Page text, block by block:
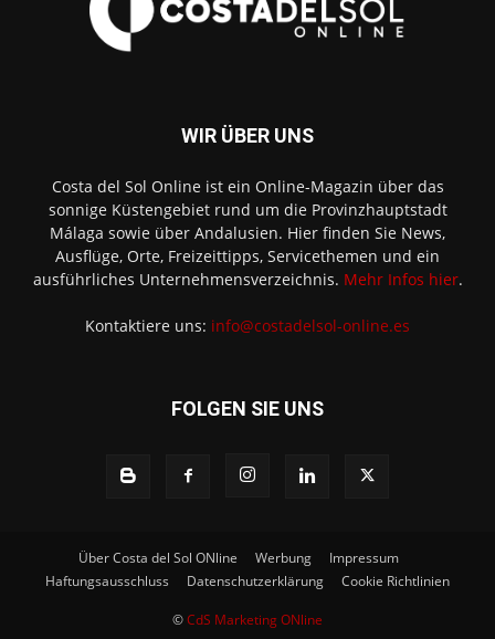
WIR ÜBER UNS
Costa del Sol Online ist ein Online-Magazin über das
sonnige Küstengebiet rund um die Provinzhauptstadt
Málaga sowie über Andalusien. Hier finden Sie News,
Ausflüge, Orte, Freizeittipps, Servicethemen und ein
ausführliches Unternehmensverzeichnis. Mehr Infos hier.
Kontaktiere uns: info@costadelsol-online.es
FOLGEN SIE UNS
Über Costa del Sol ONline Werbung
Impressum
Haftungsausschluss
Datenschutzerklärung Cookie Richtlinien
©CdS Marketing ONline